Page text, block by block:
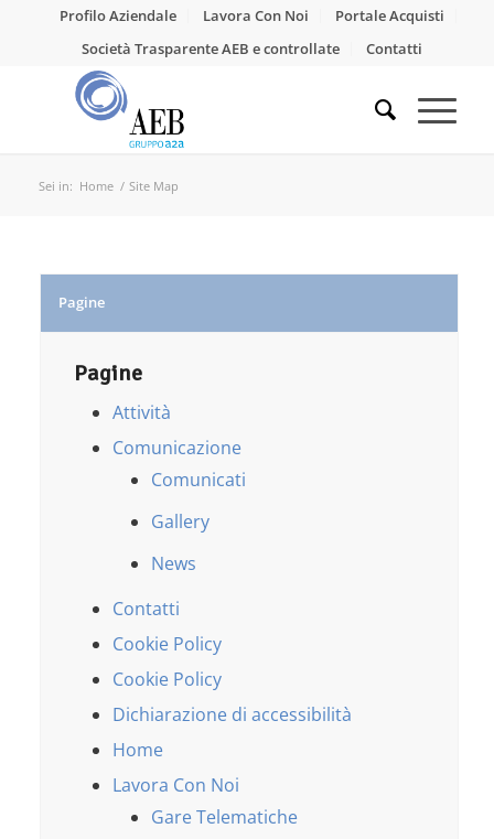
Profilo Aziendale Lavora Con Noi
Portale Acquisti
Società Trasparente AEB e controllate
Contatti
Sei in: Home / Site Map
Pagine
Pagine
Attività
Comunicazione
Comunicati
Gallery
News
Contatti
Cookie Policy
Cookie Policy
Dichiarazione di accessibilità
Home
Lavora Con Noi
Gare Telematiche